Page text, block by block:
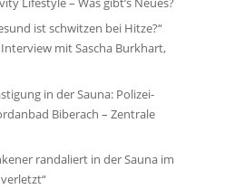
ist schwitzen bei Hitze?“
mit Sascha Burkhart,
in der Sauna: Polizei-
Biberach – Zentrale
randaliert in der Sauna im